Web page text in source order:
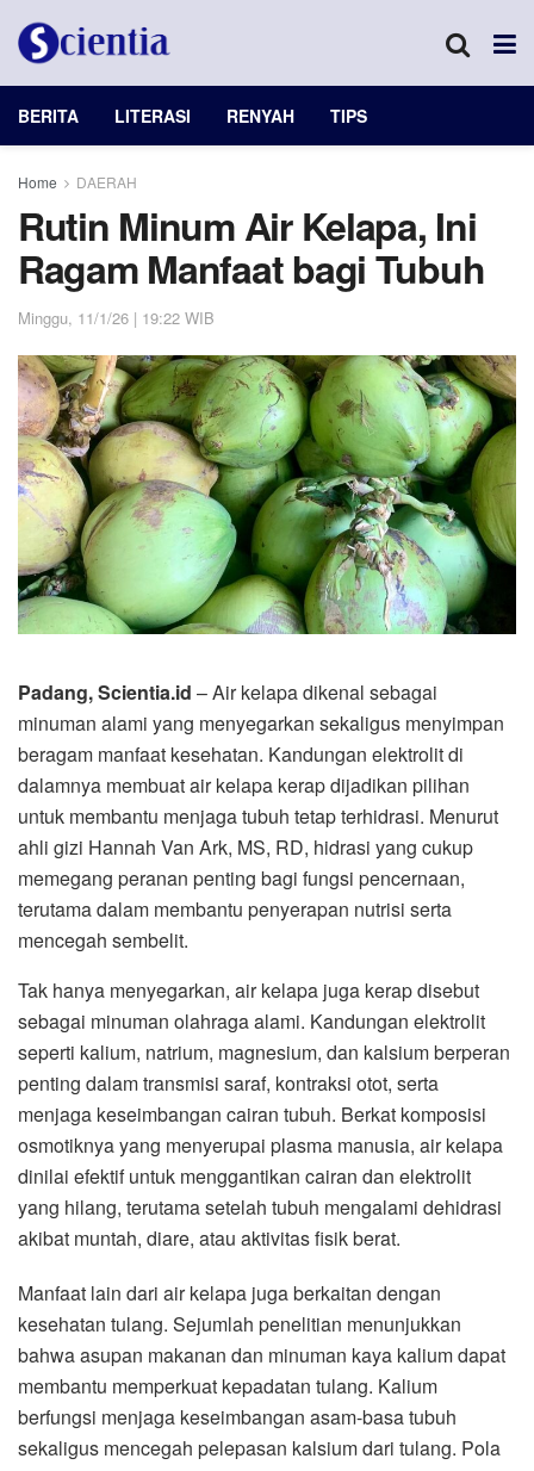
BERITA LITERASI RENYAH TIPS
Home DAERAH
Rutin Minum Air Kelapa, Ini
Ragam Manfaat bagi Tubuh
Minggu, 11/1/26 | 19:22 WIB
Padang, Scientia.id – Air kelapa dikenal sebagai
minuman alami yang menyegarkan sekaligus menyimpan
beragam manfaat kesehatan. Kandungan elektrolit di
dalamnya membuat air kelapa kerap dijadikan pilihan
untuk membantu menjaga tubuh tetap terhidrasi. Menurut
ahli gizi Hannah Van Ark, MS, RD, hidrasi yang cukup
memegang peranan penting bagi fungsi pencernaan,
terutama dalam membantu penyerapan nutrisi serta
mencegah sembelit.
Tak hanya menyegarkan, air kelapa juga kerap disebut
sebagai minuman olahraga alami. Kandungan elektrolit
seperti kalium, natrium, magnesium, dan kalsium berperan
penting dalam transmisi saraf, kontraksi otot, serta
menjaga keseimbangan cairan tubuh. Berkat komposisi
osmotiknya yang menyerupai plasma manusia, air kelapa
dinilai efektif untuk menggantikan cairan dan elektrolit
yang hilang, terutama setelah tubuh mengalami dehidrasi
akibat muntah, diare, atau aktivitas fisik berat.
Manfaat lain dari air kelapa juga berkaitan dengan
kesehatan tulang. Sejumlah penelitian menunjukkan
bahwa asupan makanan dan minuman kaya kalium dapat
membantu memperkuat kepadatan tulang. Kalium
berfungsi menjaga keseimbangan asam-basa tubuh
sekaligus mencegah pelepasan kalsium dari tulang. Pola